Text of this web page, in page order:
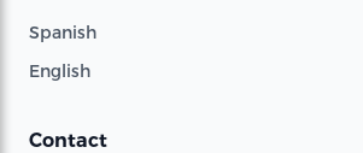
Spanish
English
Contact